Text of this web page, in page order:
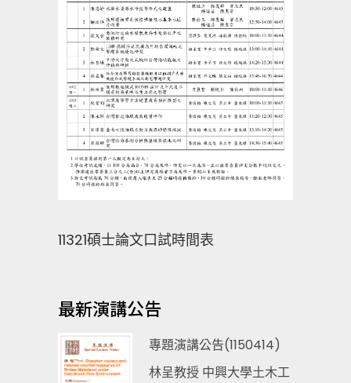
11321碩士論文口試時間表
最新演講公告
專題演講公告(1150414)
林呈教授 中興大學土木工